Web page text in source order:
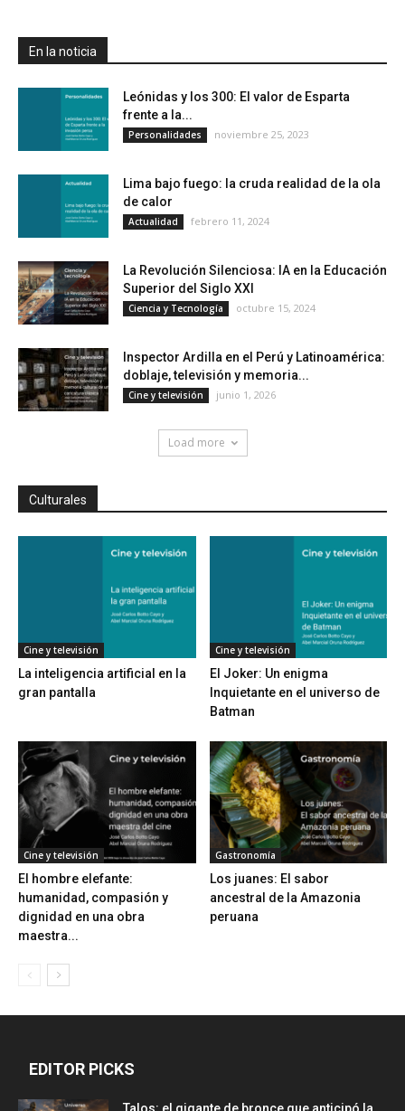
En la noticia
Leónidas y los 300: El valor de Esparta
frente a la...
Personalidades noviembre 25, 2023
Lima bajo fuego: la cruda realidad de la ola
de calor
Actualidad febrero 11, 2024
La Revolución Silenciosa: IA en la Educación
Superior del Siglo XXI
Ciencia y Tecnología octubre 15, 2024
Inspector Ardilla en el Perú y Latinoamérica:
doblaje, televisión y memoria...
Cine y televisión junio 1, 2026
Load more
Culturales
Cine y televisión
La inteligencia artificial en la
gran pantalla
Cine y televisión
El Joker: Un enigma
Inquietante en el universo de
Batman
Cine y televisión
El hombre elefante:
humanidad, compasión y
dignidad en una obra
maestra...
Gastronomía
Los juanes: El sabor
ancestral de la Amazonia
peruana
EDITOR PICKS